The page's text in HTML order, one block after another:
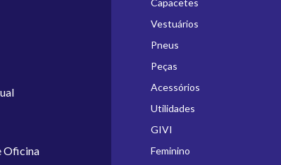
Oficina
Capacetes
Vestuários
Pneus
Peças
Acessórios
Utilidades
GIVI
Feminino